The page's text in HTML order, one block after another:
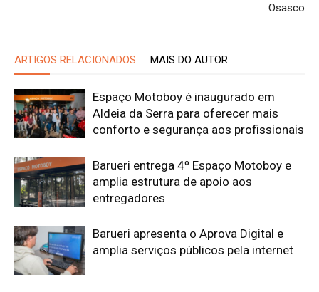
Osasco
ARTIGOS RELACIONADOS MAIS DO AUTOR
Espaço Motoboy é inaugurado em
Aldeia da Serra para oferecer mais
conforto e segurança aos profissionais
Barueri entrega 4º Espaço Motoboy e
amplia estrutura de apoio aos
entregadores
Barueri apresenta o Aprova Digital e
amplia serviços públicos pela internet